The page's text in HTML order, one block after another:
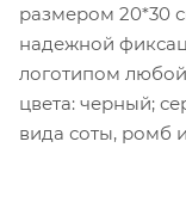
размером 20*30
надежной
логотипом
цвета: черный;
вида соты, ромб